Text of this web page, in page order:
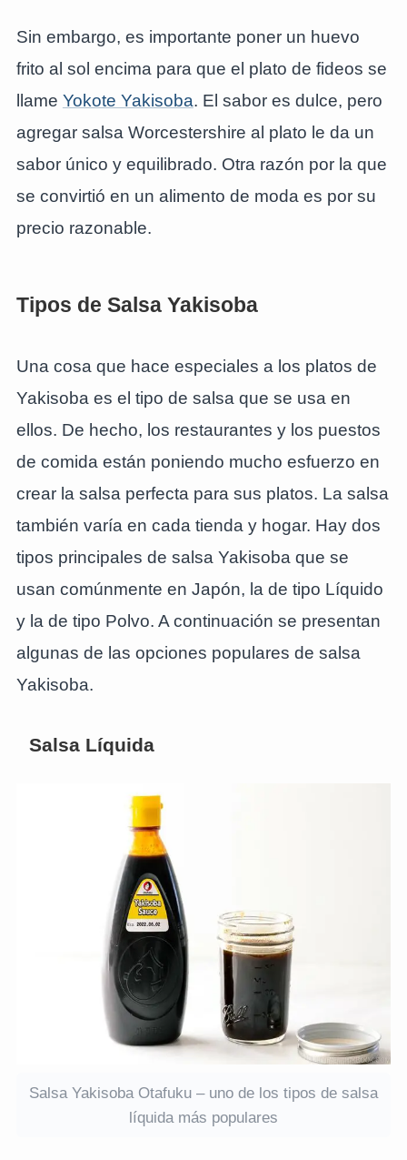
Sin embargo, es importante poner un huevo
frito al sol encima para que el plato de fideos se
llame Yokote Yakisoba. El sabor es dulce, pero
agregar salsa Worcestershire al plato le da un
sabor único y equilibrado. Otra razón por la que
se convirtió en un alimento de moda es por su
precio razonable.
Tipos de Salsa Yakisoba
Una cosa que hace especiales a los platos de
Yakisoba es el tipo de salsa que se usa en
ellos. De hecho, los restaurantes y los puestos
de comida están poniendo mucho esfuerzo en
crear la salsa perfecta para sus platos. La salsa
también varía en cada tienda y hogar. Hay dos
tipos principales de salsa Yakisoba que se
usan comúnmente en Japón, la de tipo Líquido
y la de tipo Polvo. A continuación se presentan
algunas de las opciones populares de salsa
Yakisoba.
Salsa Líquida
Salsa Yakisoba Otafuku – uno de los tipos de salsa
líquida más populares